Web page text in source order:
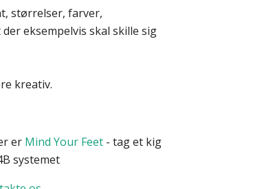
størrelser, farver,
eksempelvis skal skille sig
kreativ.
er Mind Your Feet - tag et kig
systemet